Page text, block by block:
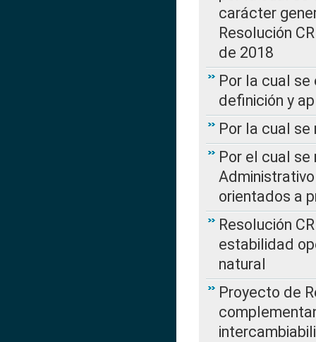
carácter
Resolución
de 2018
Por la cual
definición y
Por la cual
Por el cual
orientados a
Resolución
estabilidad
natural
Proyecto de